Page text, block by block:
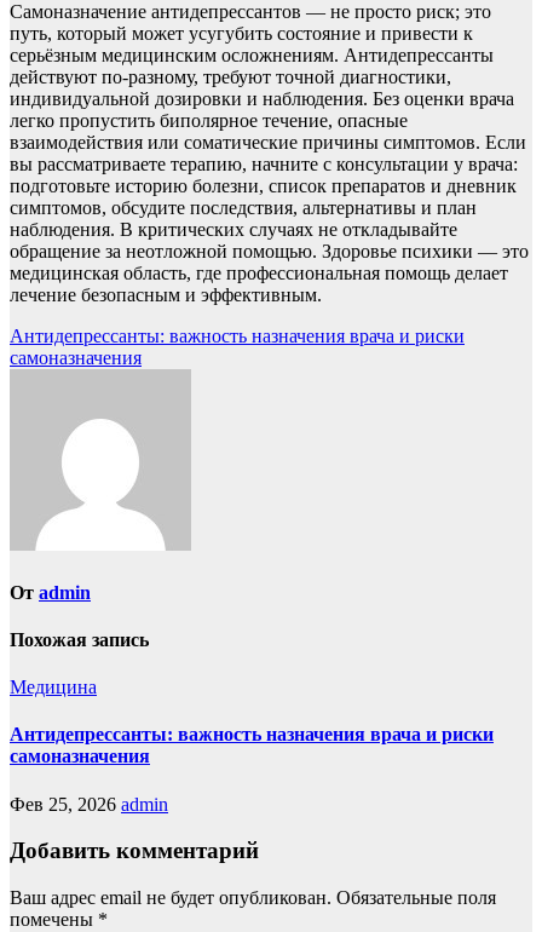
Самоназначение антидепрессантов — не просто риск; это
путь, который может усугубить состояние и привести к
серьёзным медицинским осложнениям. Антидепрессанты
действуют по-разному, требуют точной диагностики,
индивидуальной дозировки и наблюдения. Без оценки врача
легко пропустить биполярное течение, опасные
взаимодействия или соматические причины симптомов. Если
вы рассматриваете терапию, начните с консультации у врача:
подготовьте историю болезни, список препаратов и дневник
симптомов, обсудите последствия, альтернативы и план
наблюдения. В критических случаях не откладывайте
обращение за неотложной помощью. Здоровье психики — это
медицинская область, где профессиональная помощь делает
лечение безопасным и эффективным.
Навигация
по
Антидепрессанты: важность назначения врача и риски
самоназначения
От admin
Похожая запись
Медицина
Антидепрессанты: важность назначения врача и риски
самоназначения
Фев 25, 2026 admin
Добавить комментарий
Ваш адрес email не будет опубликован. Обязательные поля
помечены *